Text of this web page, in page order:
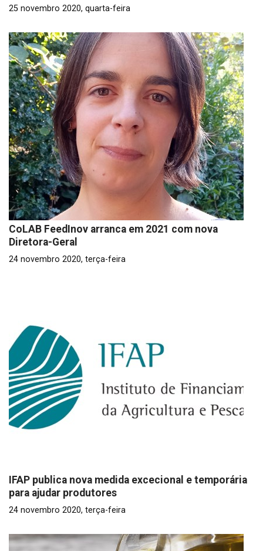
25 novembro 2020, quarta-feira
CoLAB FeedInov arranca em 2021 com nova
Diretora-Geral
24 novembro 2020, terça-feira
IFAP publica nova medida excecional e temporária
para ajudar produtores
24 novembro 2020, terça-feira